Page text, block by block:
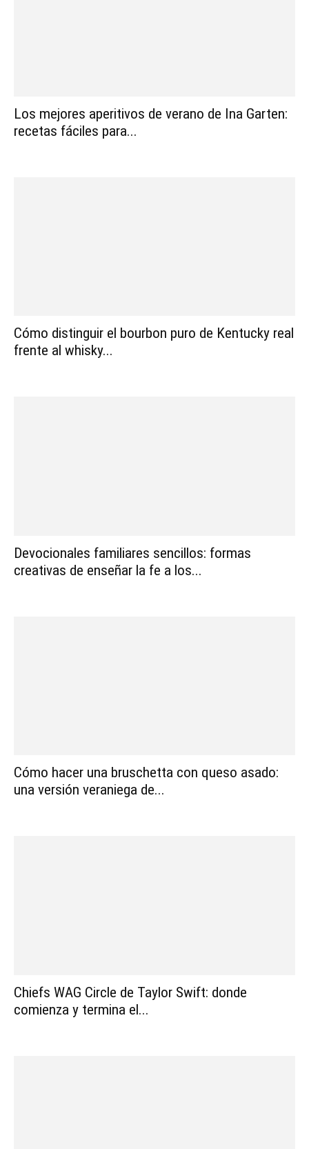
Los mejores aperitivos de verano de Ina Garten:
recetas fáciles para...
Cómo distinguir el bourbon puro de Kentucky real
frente al whisky...
Devocionales familiares sencillos: formas
creativas de enseñar la fe a los...
Cómo hacer una bruschetta con queso asado:
una versión veraniega de...
Chiefs WAG Circle de Taylor Swift: donde
comienza y termina el...